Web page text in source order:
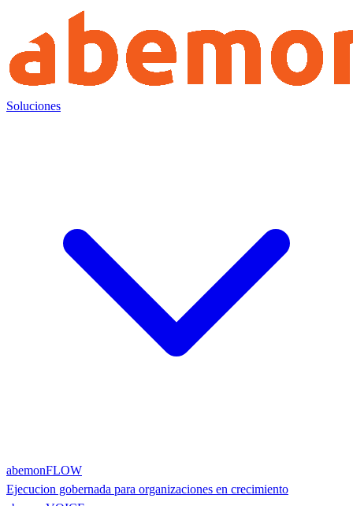
Soluciones
abemonFLOW
Ejecucion gobernada para organizaciones en crecimiento